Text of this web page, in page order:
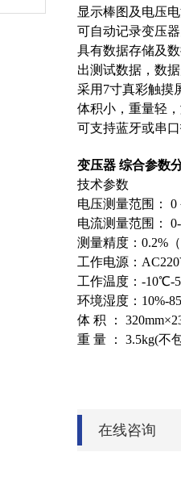
显示棒图及电压
可自动记录变压
具有数据存储及
出测试数据，数
采用7寸真彩触摸
体积小，重量轻
可支持蓝牙或串
变压器 综合参数
技术参数
电压测量范围：
电流测量范围：
测量精度：0.2%
工作电源：
工作温度：-10℃-
环境湿度：10%-
体 积 ：
重 量 ： 3.5kg(不
在线咨询